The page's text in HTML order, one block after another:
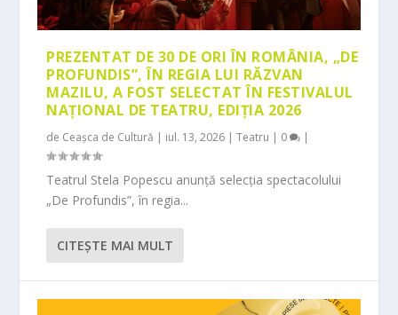
PREZENTAT DE 30 DE ORI ÎN ROMÂNIA, „DE
PROFUNDIS”, ÎN REGIA LUI RĂZVAN
MAZILU, A FOST SELECTAT ÎN FESTIVALUL
NAȚIONAL DE TEATRU, EDIȚIA 2026
de Ceașca de Cultură | iul. 13, 2026 |Teatru | 0 |
Teatrul Stela Popescu anunță selecția spectacolului
„De Profundis”, în regia...
CITEŞTE MAI MULT